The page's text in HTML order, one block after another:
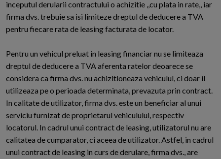
inceputul derularii contractului o achizitie ,,cu plata in rate,, iar
firma dvs. trebuie sa isi limiteze dreptul de deducere a TVA
pentru fiecare rata de leasing facturata de locator.
Pentru un vehicul preluat in leasing financiar nu se limiteaza
dreptul de deducere a TVA aferenta ratelor deoarece se
considera ca firma dvs. nu achizitioneaza vehiculul, ci doar il
utilizeaza pe o perioada determinata, prevazuta prin contract.
In calitate de utilizator, firma dvs. este un beneficiar al unui
serviciu furnizat de proprietarul vehiculului, respectiv
locatorul. In cadrul unui contract de leasing, utilizatorul nu are
calitatea de cumparator, ci aceea de utilizator. Astfel, in cadrul
unui contract de leasing in curs de derulare, firma dvs., are